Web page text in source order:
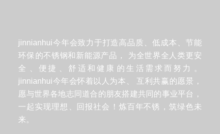
jinnianhui今年会致力于打造高品质、低成本、节能
环保的不锈钢和新能源产品，
为全世界全人类更安
全、便捷、舒适和健康的生活需求而努力。
jinnianhui今年会怀着以人为本、
互利共赢的愿景，
愿与世界各地志同道合的朋友搭建共同的事业平台，
一起实现理想、回报社会！炼百年不锈，筑绿色未
来。